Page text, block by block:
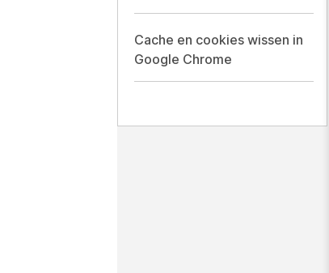
Cache en cookies wissen in
Google Chrome